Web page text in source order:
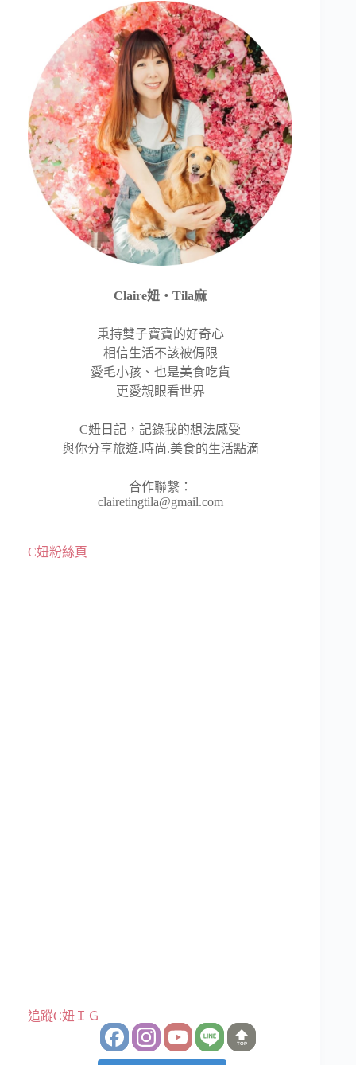
Claire妞‧Tila麻
秉持雙子寶寶的好奇心
相信生活不該被侷限
愛毛小孩、也是美食吃貨
更愛親眼看世界
C妞日記，記錄我的想法感受
與你分享旅遊.時尚.美食的生活點滴
合作聯繫：
clairetingtila@gmail.com
C妞粉絲頁
追蹤C妞ＩＧ
TOP